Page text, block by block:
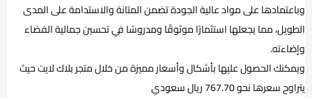
وباعتمادها على مواد عالية الجودة تضمن المتانة والاستدامة على المدى
الطويل، مما يجعلها استثمارًا موثوقًا ومدروسًا في تحسين جمالية الفضاء
وإضاءته.
ويمكنك الحصول عليها بأشكال وأسعار مميزة من خلال متجر بلاك لايت حيث
يتراوح سعرها نحو 767.70 ريال سعودي